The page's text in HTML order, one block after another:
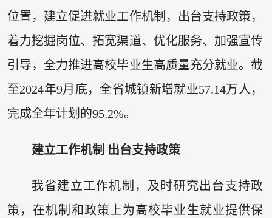
位置，建立促进就业工作机制，出台支持政策，
着力挖掘岗位、拓宽渠道、优化服务、加强宣传
引导，全力推进高校毕业生高质量充分就业。截
至2024年9月底，全省城镇新增就业57.14万人，
完成全年计划的95.2%。
建立工作机制 出台支持政策
我省建立工作机制，及时研究出台支持政
策，在机制和政策上为高校毕业生就业提供保